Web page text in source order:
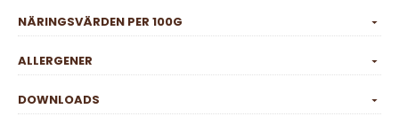
NÄRINGSVÄRDEN PER 100G
ALLERGENER
DOWNLOADS